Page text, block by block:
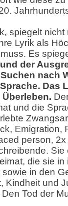
spiegelt
Lyrik als
Es
der
nach
Das
und die
Emigration,
person,
Sie
die sie
in den
Kindheit und
Tod der